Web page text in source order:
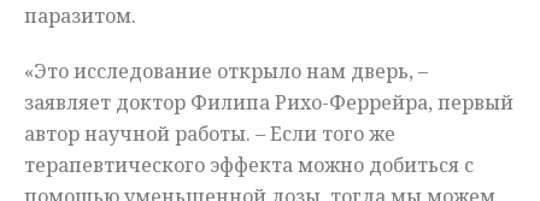
паразитом.
«Это исследование открыло нам дверь, –
заявляет доктор Филипа Рихо-Феррейра, первый
автор научной работы. – Если того же
терапевтического эффекта можно добиться с